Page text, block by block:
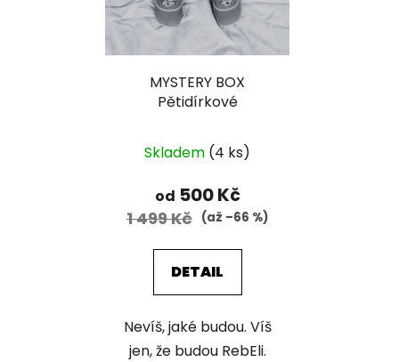
MYSTERY BOX
Pětidírkové
Skladem (4 ks)
od 500 Kč
1 499 Kč (až –66 %)
DETAIL
Nevíš, jaké budou. Víš
jen, že budou RebEli.